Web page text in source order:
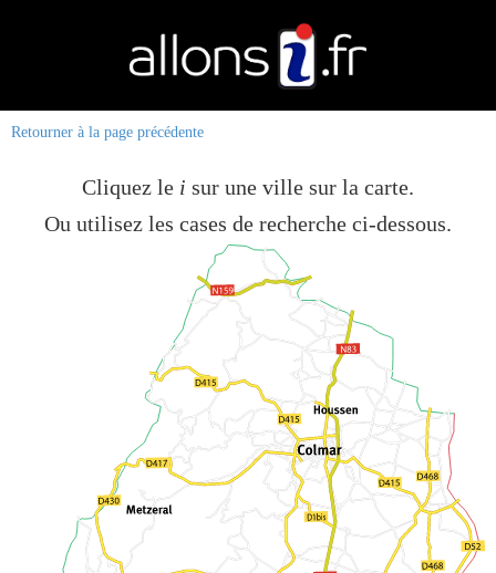
Retourner à la page précédente
Cliquez le i sur une ville sur la carte.
Ou utilisez les cases de recherche ci-dessous.